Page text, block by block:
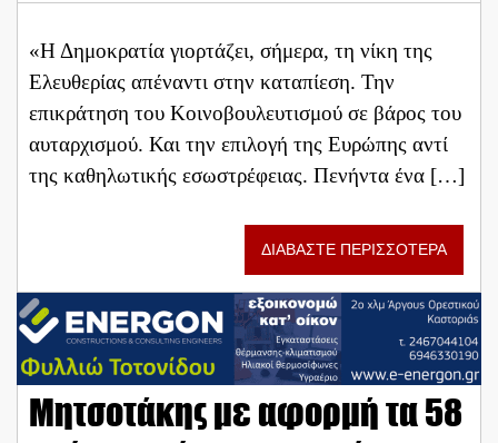
«Η Δημοκρατία γιορτάζει, σήμερα, τη νίκη της
Ελευθερίας απέναντι στην καταπίεση. Την
επικράτηση του Κοινοβουλευτισμού σε βάρος του
αυταρχισμού. Και την επιλογή της Ευρώπης αντί
της καθηλωτικής εσωστρέφειας. Πενήντα ένα […]
ΔΙΑΒΑΣΤΕ ΠΕΡΙΣΣΟΤΕΡΑ
Μητσοτάκης με αφορμή τα 58